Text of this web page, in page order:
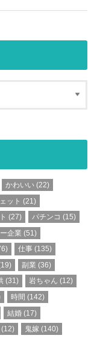
かわいい (22)
ット (21)
(27) パチンコ (15)
企業 (51)
仕事 (135)
副業 (36)
(31) 岩ちゃん (12)
時間 (142)
結婚 (17)
(12) 鬼嫁 (140)